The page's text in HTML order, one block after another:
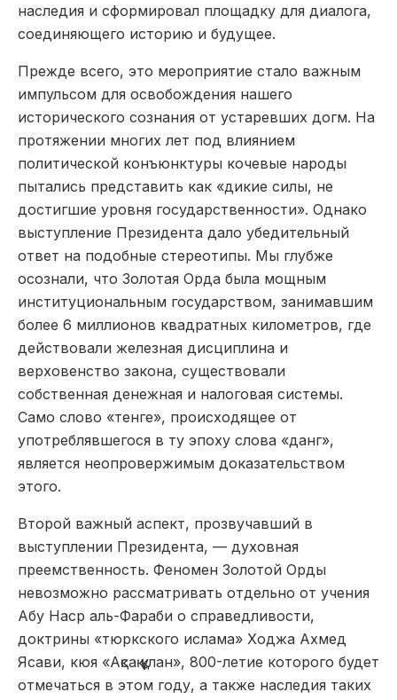
наследия и сформировал площадку для диалога,
соединяющего историю и будущее.
Прежде всего, это мероприятие стало важным
импульсом для освобождения нашего
исторического сознания от устаревших догм. На
протяжении многих лет под влиянием
политической конъюнктуры кочевые народы
пытались представить как «дикие силы, не
достигшие уровня государственности». Однако
выступление Президента дало убедительный
ответ на подобные стереотипы. Мы глубже
осознали, что Золотая Орда была мощным
институциональным государством, занимавшим
более 6 миллионов квадратных километров, где
действовали железная дисциплина и
верховенство закона, существовали
собственная денежная и налоговая системы.
Само слово «тенге», происходящее от
употреблявшегося в ту эпоху слова «данг»,
является неопровержимым доказательством
этого.
Второй важный аспект, прозвучавший в
выступлении Президента, — духовная
преемственность. Феномен Золотой Орды
невозможно рассматривать отдельно от учения
Абу Наср аль-Фараби о справедливости,
доктрины «тюркского ислама» Ходжа Ахмед
Ясави, кюя «Ақсақ құлан», 800-летие которого будет
отмечаться в этом году, а также наследия таких